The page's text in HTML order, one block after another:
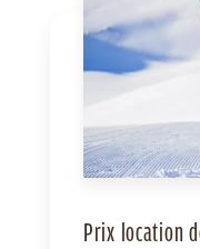
Prix location